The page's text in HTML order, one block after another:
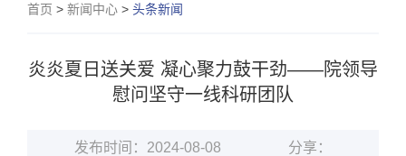
首页 > 新闻中心 > 头条新闻
炎炎夏日送关爱 凝心聚力鼓干劲——院领导
慰问坚守一线科研团队
发布时间：2024-08-08 分享：